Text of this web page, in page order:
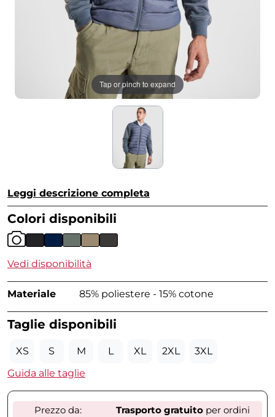
Tap or pinch to expand
Leggi descrizione completa
Colori disponibili
Vedi disponibilità
Materiale 85% poliestere - 15% cotone
Taglie disponibili
XS S M L XL 2XL
3XL
Guida alle taglie
Prezzo da:
Trasporto gratuitoper ordini